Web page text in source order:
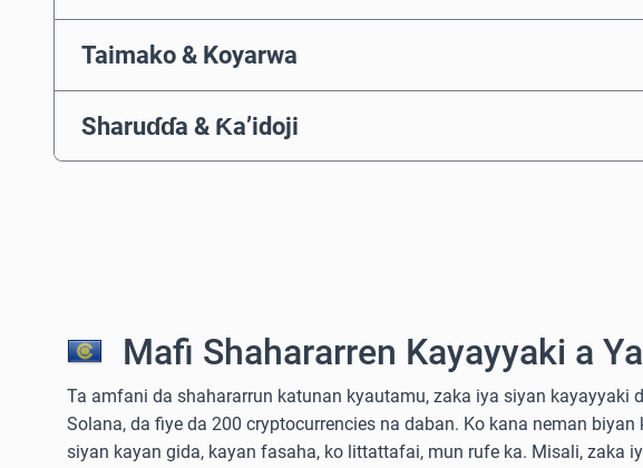
Taimako & Koyarwa
Sharuɗɗa & Ƙa’idoji
Mafi Shahararren Kayayyaki a
Ta amfani da shahararrun katunan kyautamu, zaka iya siyan
Solana, da fiye da 200 cryptocurrencies na daban. Ko kana neman
siyan kayan gida, kayan fasaha, ko littattafai, mun rufe ka. Misali, zaka